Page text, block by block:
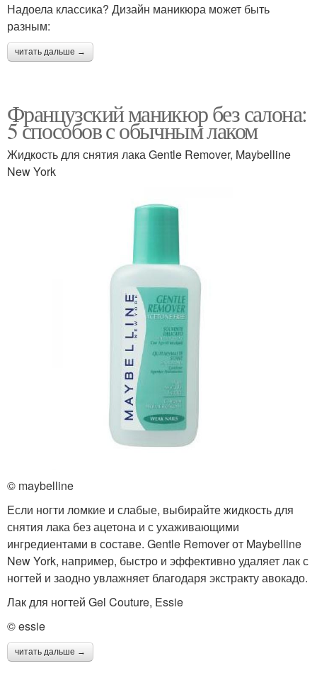
Надоела классика? Дизайн маникюра может быть
разным:
читать дальше →
Французский маникюр без салона:
5 способов с обычным лаком
Жидкость для снятия лака Gentle Remover, Maybelline
New York
© maybelline
Если ногти ломкие и слабые, выбирайте жидкость для
снятия лака без ацетона и с ухаживающими
ингредиентами в составе. Gentle Remover от Maybelline
New York, например, быстро и эффективно удаляет лак с
ногтей и заодно увлажняет благодаря экстракту авокадо.
Лак для ногтей Gel Couture, Essie
© essie
читать дальше →